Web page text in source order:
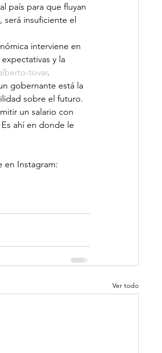
país para que fluyan
insuficiente el
interviene en
y la
tovar.
gobernante está la
sobre el futuro.
un salario con
ahí en donde le
en Instagram:
Ver todo